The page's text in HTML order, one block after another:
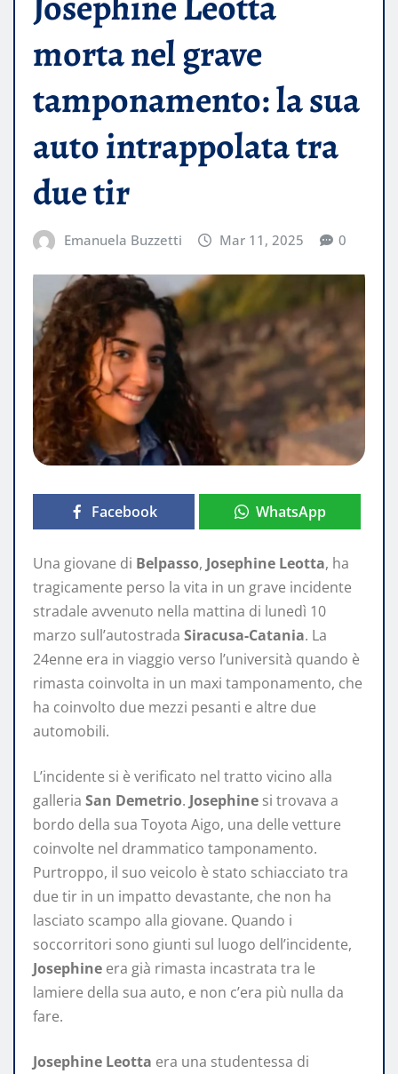
morta nel grave
tamponamento: la sua
auto intrappolata tra
due tir
Emanuela Buzzetti Mar 11, 2025 0
Facebook WhatsApp
Una giovane di Belpasso, Josephine Leotta, ha
tragicamente perso la vita in un grave incidente
stradale avvenuto nella mattina di lunedì 10
marzo sull’autostrada Siracusa-Catania. La
24enne era in viaggio verso l’università quando è
rimasta coinvolta in un maxi tamponamento, che
ha coinvolto due mezzi pesanti e altre due
automobili.
L’incidente si è verificato nel tratto vicino alla
galleria San Demetrio. Josephine si trovava a
bordo della sua Toyota Aigo, una delle vetture
coinvolte nel drammatico tamponamento.
Purtroppo, il suo veicolo è stato schiacciato tra
due tir in un impatto devastante, che non ha
lasciato scampo alla giovane. Quando i
soccorritori sono giunti sul luogo dell’incidente,
Josephine era già rimasta incastrata tra le
lamiere della sua auto, e non c’era più nulla da
fare.
Josephine Leotta era una studentessa di